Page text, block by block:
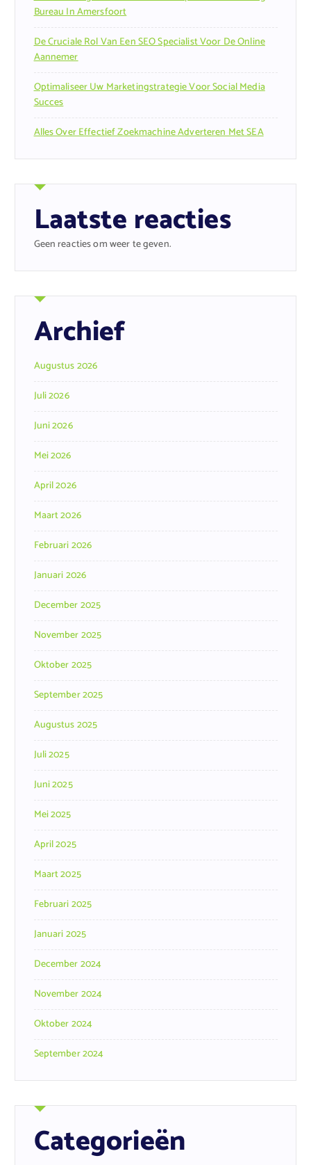
Bureau In Amersfoort
De Cruciale Rol Van Een SEO Specialist Voor De Online
Aannemer
Optimaliseer Uw Marketingstrategie Voor Social Media
Succes
Alles Over Effectief Zoekmachine Adverteren Met SEA
Laatste reacties
Geen reacties om weer te geven.
Archief
Augustus 2026
Juli 2026
Juni 2026
Mei 2026
April 2026
Maart 2026
Februari 2026
Januari 2026
December 2025
November 2025
Oktober 2025
September 2025
Augustus 2025
Juli 2025
Juni 2025
Mei 2025
April 2025
Maart 2025
Februari 2025
Januari 2025
December 2024
November 2024
Oktober 2024
September 2024
Categorieën